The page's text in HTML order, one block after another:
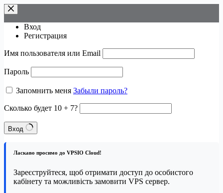
Перейти
к
сути
Вход
Регистрация
Имя пользователя или Email
Пароль
Запомнить меня Забыли пароль?
Сколько будет 10 + 7?
Вход
Ласкаво просимо до VPSIO Cloud!
Зареєструйтеся, щоб отримати доступ до особистого
кабінету та можливість замовити VPS сервер.